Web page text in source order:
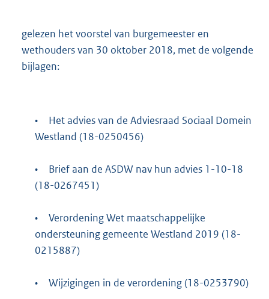
gelezen het voorstel van burgemeester en
wethouders van 30 oktober 2018, met de volgende
bijlagen:
•
Het advies van de Adviesraad Sociaal Domein
Westland (18-0250456)
•
Brief aan de ASDW nav hun advies 1-10-18
(18-0267451)
•
Verordening Wet maatschappelijke
ondersteuning gemeente Westland 2019 (18-
0215887)
• Wijzigingen in de verordening (18-0253790)